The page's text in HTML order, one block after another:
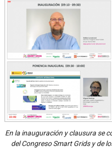
En la inauguración y clausura se
del Congreso Smart Grids y de